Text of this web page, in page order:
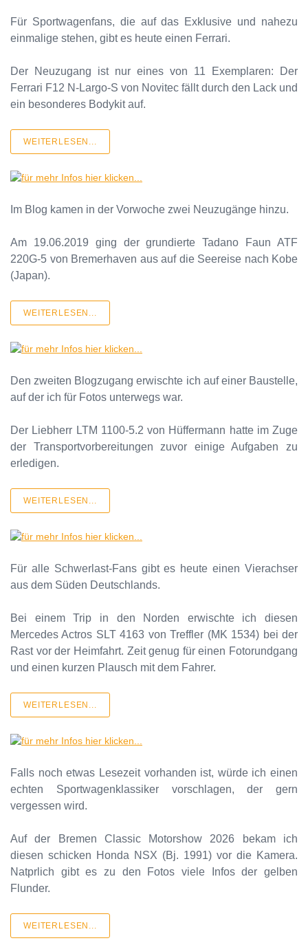
Für Sportwagenfans, die auf das Exklusive und nahezu
einmalige stehen, gibt es heute einen Ferrari.
Der Neuzugang ist nur eines von 11 Exemplaren: Der
Ferrari F12 N-Largo-S von Novitec fällt durch den Lack und
ein besonderes Bodykit auf.
WEITERLESEN...
Im Blog kamen in der Vorwoche zwei Neuzugänge hinzu.
Am 19.06.2019 ging der grundierte Tadano Faun ATF
220G-5 von Bremerhaven aus auf die Seereise nach Kobe
(Japan).
WEITERLESEN...
Den zweiten Blogzugang erwischte ich auf einer Baustelle,
auf der ich für Fotos unterwegs war.
Der Liebherr LTM 1100-5.2 von Hüffermann hatte im Zuge
der Transportvorbereitungen zuvor einige Aufgaben zu
erledigen.
WEITERLESEN...
Für alle Schwerlast-Fans gibt es heute einen Vierachser
aus dem Süden Deutschlands.
Bei einem Trip in den Norden erwischte ich diesen
Mercedes Actros SLT 4163 von Treffler (MK 1534) bei der
Rast vor der Heimfahrt. Zeit genug für einen Fotorundgang
und einen kurzen Plausch mit dem Fahrer.
WEITERLESEN...
Falls noch etwas Lesezeit vorhanden ist, würde ich einen
echten Sportwagenklassiker vorschlagen, der gern
vergessen wird.
Auf der Bremen Classic Motorshow 2026 bekam ich
diesen schicken Honda NSX (Bj. 1991) vor die Kamera.
Natprlich gibt es zu den Fotos viele Infos der gelben
Flunder.
WEITERLESEN...